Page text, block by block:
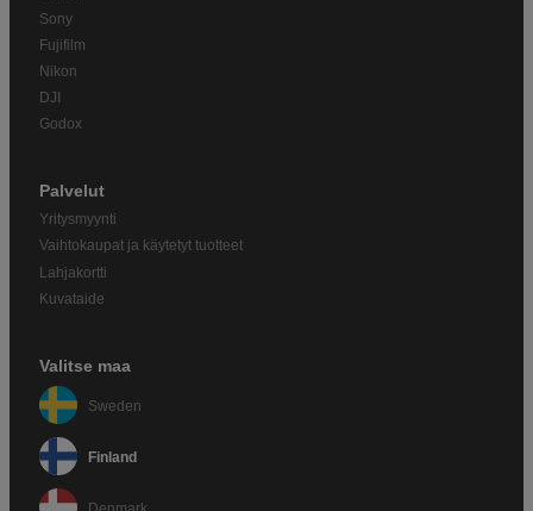
Sony
Fujifilm
Nikon
DJI
Godox
Palvelut
Yritysmyynti
Vaihtokaupat ja käytetyt tuotteet
Lahjakortti
Kuvataide
Valitse maa
Sweden
Finland